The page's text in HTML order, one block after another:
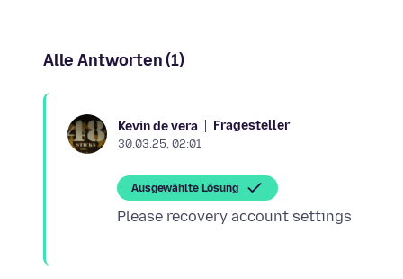
Alle Antworten (1)
Kevin de vera Fragesteller
30.03.25, 02:01
Ausgewählte Lösung